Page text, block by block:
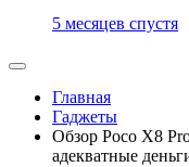
5 месяцев спустя
Главная
Гаджеты
Обзор Poco X8
адекватные